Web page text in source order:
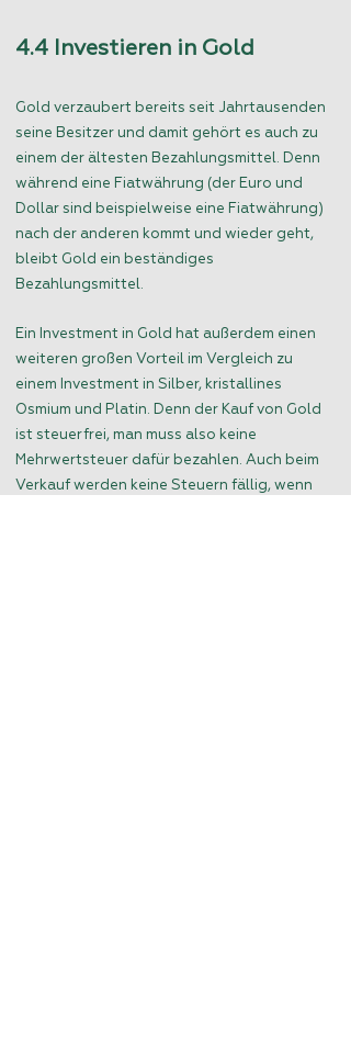
4.4 Investieren in Gold
Gold verzaubert bereits seit Jahrtausenden
seine Besitzer und damit gehört es auch zu
einem der ältesten Bezahlungsmittel. Denn
während eine Fiatwährung (der Euro und
Dollar sind beispielweise eine Fiatwährung)
nach der anderen kommt und wieder geht,
bleibt Gold ein beständiges
Bezahlungsmittel.
Ein Investment in Gold hat außerdem einen
weiteren großen Vorteil im Vergleich zu
einem Investment in Silber, kristallines
Osmium und Platin. Denn der Kauf von Gold
ist steuerfrei, man muss also keine
Mehrwertsteuer dafür bezahlen. Auch beim
Verkauf werden keine Steuern fällig, wenn